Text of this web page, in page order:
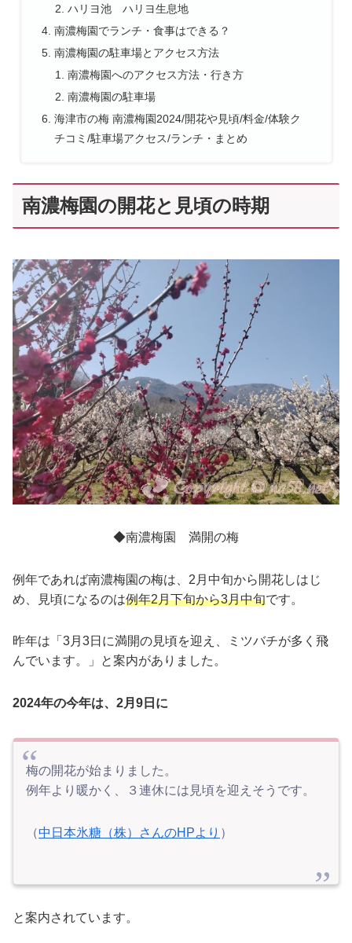
ハリヨ池 ハリヨ生息地
南濃梅園でランチ・食事はできる？
南濃梅園の駐車場とアクセス方法
南濃梅園へのアクセス方法・行き方
南濃梅園の駐車場
海津市の梅 南濃梅園2024/開花や見頃/料金/体験ク
チコミ/駐車場アクセス/ランチ・まとめ
南濃梅園の開花と見頃の時期
◆南濃梅園 満開の梅
例年であれば南濃梅園の梅は、2月中旬から開花しはじ
め、見頃になるのは例年2月下旬から3月中旬です。
昨年は「3月3日に満開の見頃を迎え、ミツバチが多く飛
んでいます。」と案内がありました。
2024年の今年は、2月9日に
梅の開花が始まりました。
例年より暖かく、３連休には見頃を迎えそうです。
（中日本氷糖（株）さんのHPより ）
と案内されています。